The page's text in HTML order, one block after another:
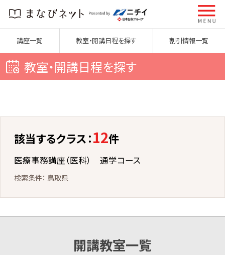
講座一覧 教室・開講日程を探す 割引情報一覧
教室・開講日程を探す
該当するクラス：12件
医療事務講座（医科） 通学コース
鳥取県
開講教室一覧